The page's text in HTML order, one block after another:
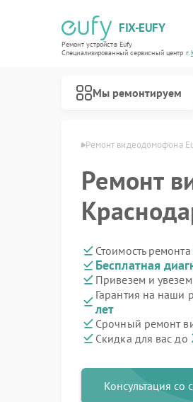
FIX-EUFY
Ремонт устройств Eufy
Специализированный cервисный центр г.
Мы ремонтируем
Ремонт видеодомофона
Ремонт
Стоимость ремонта
Бесплатная
Привезем и
Гарантия на наши
лет
Срочный ремонт
Скидка для вас до
Консультация со